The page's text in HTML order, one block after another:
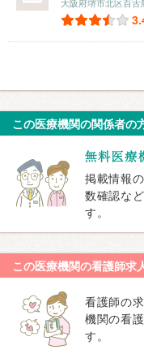
大阪府堺市北区百舌
この医療機関の関係者の
掲載情報
数確認な
す。
この医療機関の看護師求
看護師の
機関の看
す。